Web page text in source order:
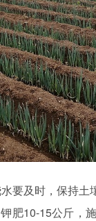
要及时，保持
肥10-15公斤，